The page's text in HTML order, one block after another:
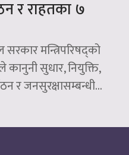
र राहतका ७
सरकार मन्त्रिपरिषद्को
सुधार, नियुक्ति,
र जनसुरक्षासम्बन्धी...